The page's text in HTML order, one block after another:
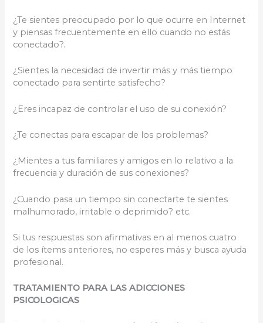
¿Te sientes preocupado por lo que ocurre en Internet
y piensas frecuentemente en ello cuando no estás
conectado?.
¿Sientes la necesidad de invertir más y más tiempo
conectado para sentirte satisfecho?
¿Eres incapaz de controlar el uso de su conexión?
¿Te conectas para escapar de los problemas?
¿Mientes a tus familiares y amigos en lo relativo a la
frecuencia y duración de sus conexiones?
¿Cuando pasa un tiempo sin conectarte te sientes
malhumorado, irritable o deprimido? etc.
Si tus respuestas son afirmativas en al menos cuatro
de los ítems anteriores, no esperes más y busca ayuda
profesional.
TRATAMIENTO PARA LAS ADICCIONES
PSICOLOGICAS